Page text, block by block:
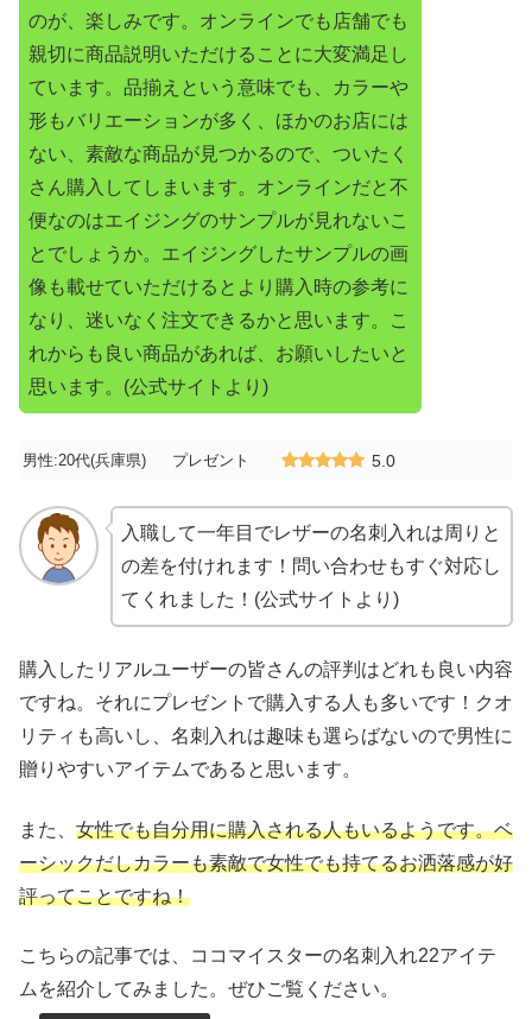
のが、楽しみです。オンラインでも店舗でも
親切に商品説明いただけることに大変満足し
ています。品揃えという意味でも、カラーや
形もバリエーションが多く、ほかのお店には
ない、素敵な商品が見つかるので、ついたく
さん購入してしまいます。オンラインだと不
便なのはエイジングのサンプルが見れないこ
とでしょうか。エイジングしたサンプルの画
像も載せていただけるとより購入時の参考に
なり、迷いなく注文できるかと思います。こ
れからも良い商品があれば、お願いしたいと
思います。(公式サイトより)
男性:20代(兵庫県) プレゼント 5.0
入職して一年目でレザーの名刺入れは周りと
の差を付けれます！問い合わせもすぐ対応し
てくれました！(公式サイトより)
購入したリアルユーザーの皆さんの評判はどれも良い内容
ですね。それにプレゼントで購入する人も多いです！クオ
リティも高いし、名刺入れは趣味も選らばないので男性に
贈りやすいアイテムであると思います。
また、 女性でも自分用に購入される人もいるようです。ベ
ーシックだしカラーも素敵で女性でも持てるお洒落感が好
評ってことですね！
こちらの記事では、ココマイスターの名刺入れ22アイテ
ムを紹介してみました。ぜひご覧ください。